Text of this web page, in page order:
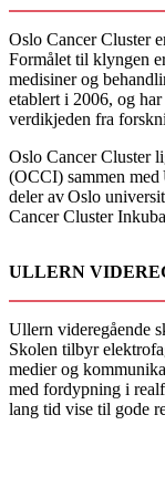
Oslo Cancer Cluster
Formålet til klyngen
medisiner og
etablert i 2006, og
verdikjeden fra
Oslo Cancer Cluster
(OCCI) sammen med
deler av Oslo
Cancer Cluster
ULLERN
Ullern videregående
Skolen tilbyr
medier og
med fordypning i
lang tid vise til gode